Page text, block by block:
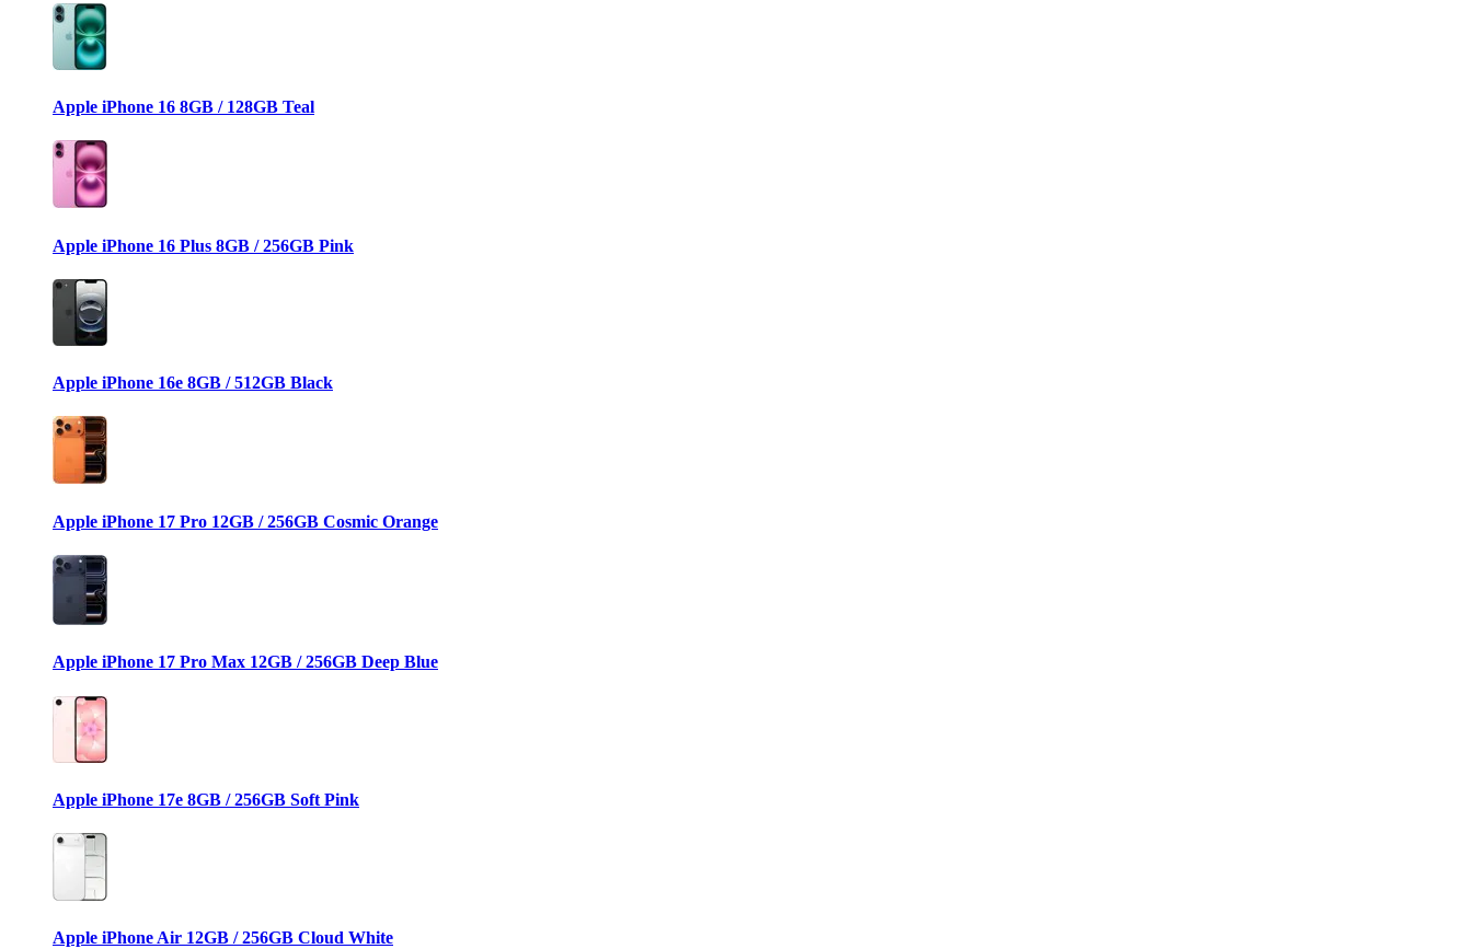
Apple iPhone 16 8GB / 128GB Teal
Apple iPhone 16 Plus 8GB / 256GB Pink
Apple iPhone 16e 8GB / 512GB Black
Apple iPhone 17 Pro 12GB / 256GB Cosmic Orange
Apple iPhone 17 Pro Max 12GB / 256GB Deep Blue
Apple iPhone 17e 8GB / 256GB Soft Pink
Apple iPhone Air 12GB / 256GB Cloud White